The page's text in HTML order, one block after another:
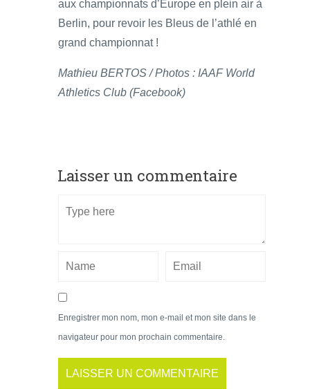
aux championnats d’Europe en plein air à
Berlin, pour revoir les Bleus de l’athlé en
grand championnat !
Mathieu BERTOS / Photos : IAAF World
Athletics Club (Facebook)
Laisser un commentaire
Enregistrer mon nom, mon e-mail et mon site dans le
navigateur pour mon prochain commentaire.